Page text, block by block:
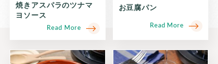
焼きアスパラのツナマ
ヨソース
Read More
お豆腐パン
Read More